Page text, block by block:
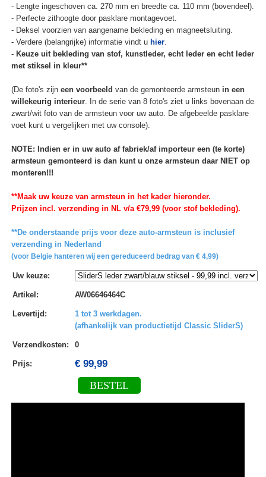
- Lengte ingeschoven ca. 270 mm en breedte ca. 110 mm (bovendeel).
- Perfecte zithoogte door pasklare montagevoet.
- Deksel voorzien van aangename bekleding en magneetsluiting.
- Verdere (belangrijke) informatie vindt u hier.
- Keuze uit bekleding van stof, kunstleder, echt leder en echt leder
met stiksel in kleur**
(De foto's zijn een voorbeeld van de gemonteerde armsteun in een
willekeurig interieur. In de serie van 8 foto's ziet u links bovenaan de
zwart/wit foto van de armsteun voor uw auto. De afgebeelde pasklare
voet kunt u vergelijken met uw console).
NOTE: Indien er in uw auto af fabriek/af importeur een (te korte)
armsteun gemonteerd is dan kunt u onze armsteun daar NIET op
monteren!!!
**Maak uw keuze van armsteun in het kader hieronder.
Prijzen incl. verzending in NL v/a €79,99 (voor stof bekleding).
**De onderstaande prijs voor deze auto-armsteun is inclusief
verzending in Nederland
(voor Belgie hanteren wij een gereduceerd bedrag van € 4,99)
Uw keuze:
Artikel : AW06646464C
Levertijd :
1 tot 3 werkdagen.
(afhankelijk van productietijd Classic SliderS)
Verzendkosten: 0
Prijs: € 99,99
BESTEL